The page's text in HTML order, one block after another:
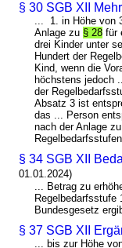
§ 30 SGB XII
... 1. in Höhe von
Anlage zu § 28 für
drei Kinder unter
Hundert der
Kind, wenn die
höchstens jedoch
der
Absatz 3 ist
das ... Person
nach der Anlage zu
§ 34 SGB XII
01.01.2024)
... Betrag zu
Regelbedarfsstufe
Bundesgesetz
§ 37 SGB XII
... bis zur Höhe